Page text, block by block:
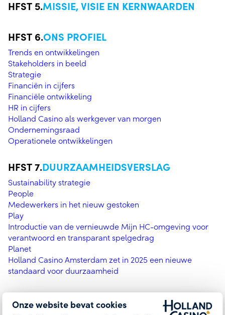
Onze website bevat cookies
MISSIE, VISIE EN KERNWAARDEN
ONS PROFIEL
Trends en ontwikkelingen
Stakeholders in beeld
Strategie
Financiën in cijfers
Financiële ontwikkeling
HR in cijfers
Holland Casino als werkgever van morgen
Ondernemingsraad
Operationele ontwikkelingen
DUURZAAMHEIDSVERSLAG
Sustainability strategie
People
Medewerkers in het nieuw gestoken
Play
Introductie van de vernieuwde Mijn HC-omgeving voor
verantwoord en transparant spelgedrag
Planet
Holland Casino Amsterdam zet in 2025 een nieuwe
standaard voor duurzaamheid
GOVERNANCE & ORGANISATIE